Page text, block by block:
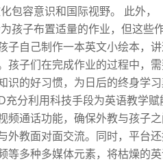
包容意识和国际视野。 此外，
孩子布置适量的作业，但这些
子自己制作一本英文小绘本，
孩子们在完成作业的过程中，需
识的好习惯，为日后的终身学
分利用科技手段为英语教学赋
频通话功能，确保外教与孩子
外教面对面交流。同时，平台
等多种多媒体元素，将枯燥的英